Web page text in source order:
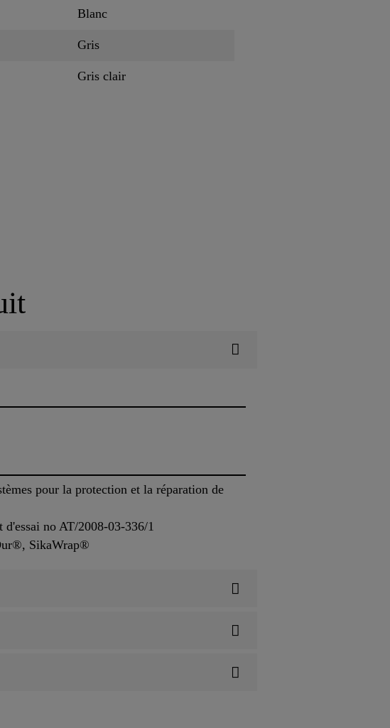
Blanc
Gris
Gris clair
pour la protection et la réparation de
no AT/2008-03-336/1
SikaWrap®